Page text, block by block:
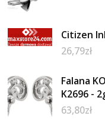
Citizen
26,79zł
Falana
K2696 -
63,80zł